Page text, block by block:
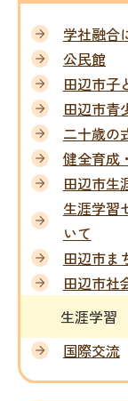
学社融合
公民館
田辺市子
田辺市青
二十歳の
健全育成
田辺市生
生涯学習
いて
田辺市ま
田辺市社
生涯学習
国際交流